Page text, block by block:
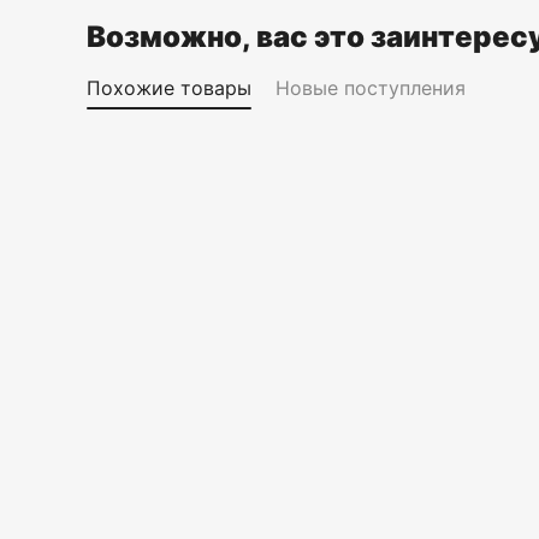
Возможно, вас это
Похожие товары Новые поступления